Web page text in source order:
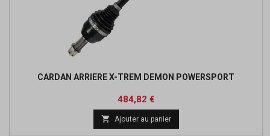
CARDAN ARRIERE X-TREM DEMON POWERSPORT
Prix
484,82 €Prix
de
base
 Ajouter au panier